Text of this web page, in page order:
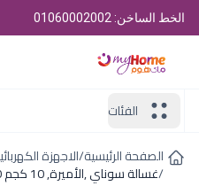
الخط الساخن: 01060002002
الفئات
الصفحة الرئيسية/الاجهزة
/غسالة سوناي ,الأميرة, 10 كجم MAR-10000